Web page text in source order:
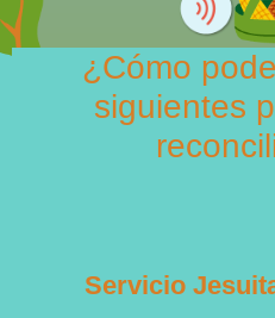
¿Cómo
siguientes
Servicio